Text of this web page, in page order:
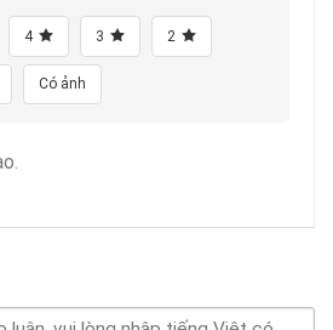
4 3 2
Có ảnh